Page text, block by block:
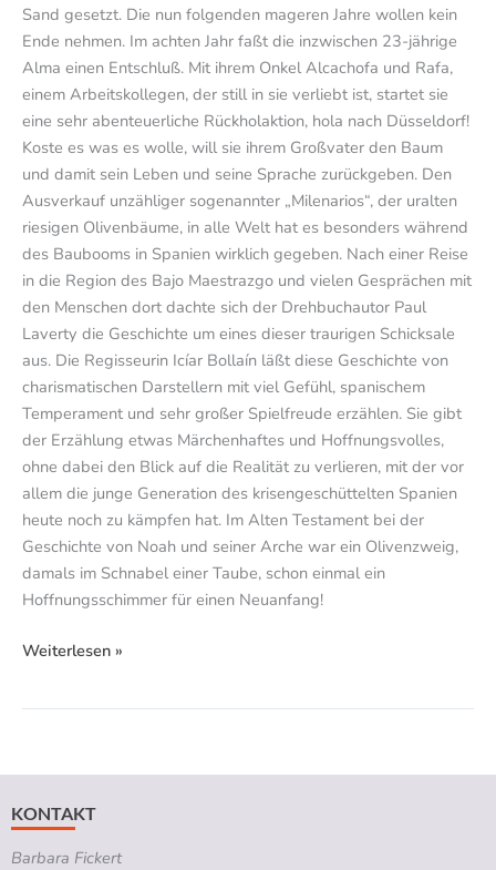
Sand gesetzt. Die nun folgenden mageren Jahre wollen kein
Ende nehmen. Im achten Jahr faßt die inzwischen 23-jährige
Alma einen Entschluß. Mit ihrem Onkel Alcachofa und Rafa,
einem Arbeitskollegen, der still in sie verliebt ist, startet sie
eine sehr abenteuerliche Rückholaktion, hola nach Düsseldorf!
Koste es was es wolle, will sie ihrem Großvater den Baum
und damit sein Leben und seine Sprache zurückgeben. Den
Ausverkauf unzähliger sogenannter „Milenarios“, der uralten
riesigen Olivenbäume, in alle Welt hat es besonders während
des Baubooms in Spanien wirklich gegeben. Nach einer Reise
in die Region des Bajo Maestrazgo und vielen Gesprächen mit
den Menschen dort dachte sich der Drehbuchautor Paul
Laverty die Geschichte um eines dieser traurigen Schicksale
aus. Die Regisseurin Icíar Bollaín läßt diese Geschichte von
charismatischen Darstellern mit viel Gefühl, spanischem
Temperament und sehr großer Spielfreude erzählen. Sie gibt
der Erzählung etwas Märchenhaftes und Hoffnungsvolles,
ohne dabei den Blick auf die Realität zu verlieren, mit der vor
allem die junge Generation des krisengeschüttelten Spanien
heute noch zu kämpfen hat. Im Alten Testament bei der
Geschichte von Noah und seiner Arche war ein Olivenzweig,
damals im Schnabel einer Taube, schon einmal ein
Hoffnungsschimmer für einen Neuanfang!
Weiterlesen »
KONTAKT
Barbara Fickert